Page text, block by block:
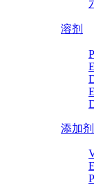
溶剂
添加剂